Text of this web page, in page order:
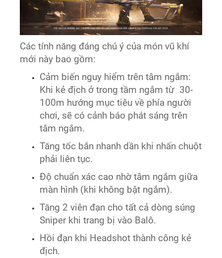
Các tính năng đáng chú ý của món vũ khí
mới này bao gồm:
Cảm biến nguy hiểm trên tâm ngắm:
Khi kẻ địch ở trong tầm ngắm từ 30-
100m hướng mục tiêu về phía người
chơi, sẽ có cảnh báo phát sáng trên
tâm ngắm.
Tăng tốc bắn nhanh dần khi nhấn chuột
phải liên tục.
Độ chuẩn xác cao nhờ tâm ngắm giữa
màn hình (khi không bật ngắm).
Tăng 2 viên đạn cho tất cả dòng súng
Sniper khi trang bị vào Balô.
Hồi đạn khi Headshot thành công kẻ
địch.